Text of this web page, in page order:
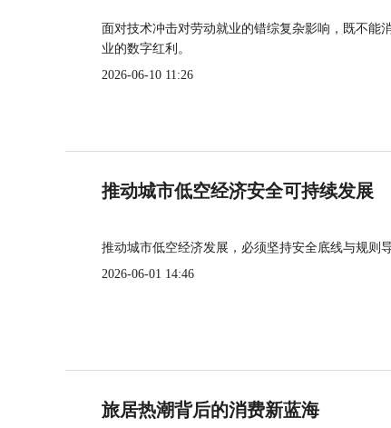
面对技术冲击对劳动就业的错综复杂影响，既不能
业的数字红利。
2026-06-10 11:26
推动城市低空经济安全可持续发展
推动城市低空经济发展，必须坚持安全底线与规则
2026-06-01 14:46
旅居热潮背后的消费新蓝海